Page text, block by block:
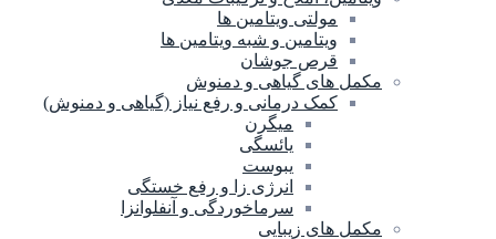
مولتی ویتامین ها
ویتامین و شبه ویتامین ها
قرص جوشان
مکمل های گیاهی و دمنوش
کمک درمانی و رفع نیاز (گیاهی و دمنوش)
میگرن
یائسگی
یبوست
انرژی زا و رفع خستگی
سرماخوردگی و آنفلوانزا
مکمل های زیبایی